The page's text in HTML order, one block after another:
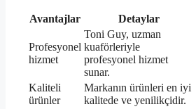
Avantajlar Detaylar
Profesyonel
hizmet
Toni Guy, uzman
kuaförleriyle
profesyonel hizmet
sunar.
Kaliteli
ürünler
Markanın ürünleri en iyi
kalitede ve yenilikçidir.